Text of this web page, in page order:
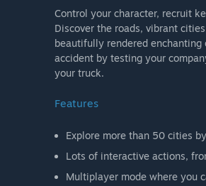
Control your character, recruit
Discover the roads, vibrant
beautifully rendered
accident by testing your
your truck.
Features
Explore more than 50 cities
Lots of interactive actions,
Multiplayer mode where you